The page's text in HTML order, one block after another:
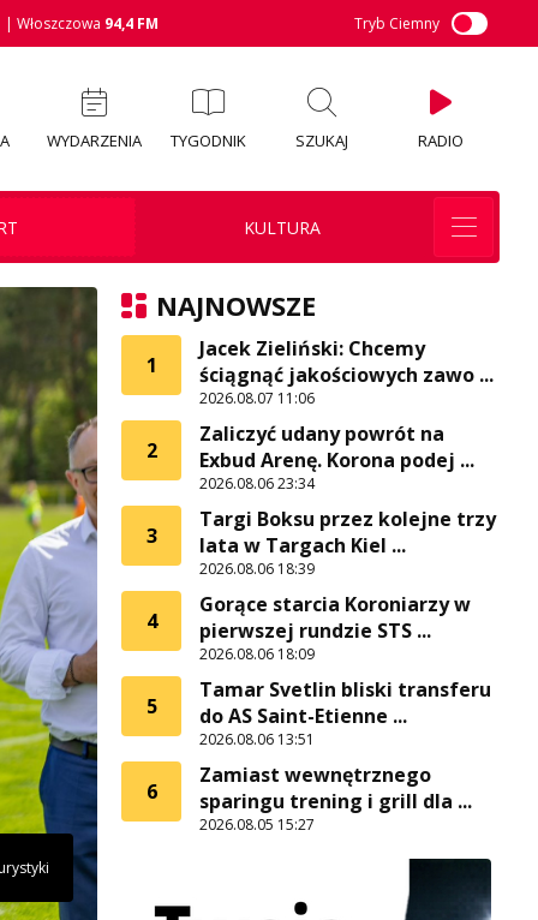
| Włoszczowa 94,4 FM Tryb Ciemny
WYDARZENIA TYGODNIK SZUKAJ RADIO
KULTURA
NAJNOWSZE
1
Jacek Zieliński: Chcemy
ściągnąć jakościowych zawo ...
2026.08.07 11:06
2
Zaliczyć udany powrót na
Exbud Arenę. Korona podej ...
2026.08.06 23:34
3
Targi Boksu przez kolejne trzy
lata w Targach Kiel ...
2026.08.06 18:39
4
Gorące starcia Koroniarzy w
pierwszej rundzie STS ...
2026.08.06 18:09
5
Tamar Svetlin bliski transferu
do AS Saint-Etienne ...
2026.08.06 13:51
6
Zamiast wewnętrznego
sparingu trening i grill dla ...
2026.08.05 15:27